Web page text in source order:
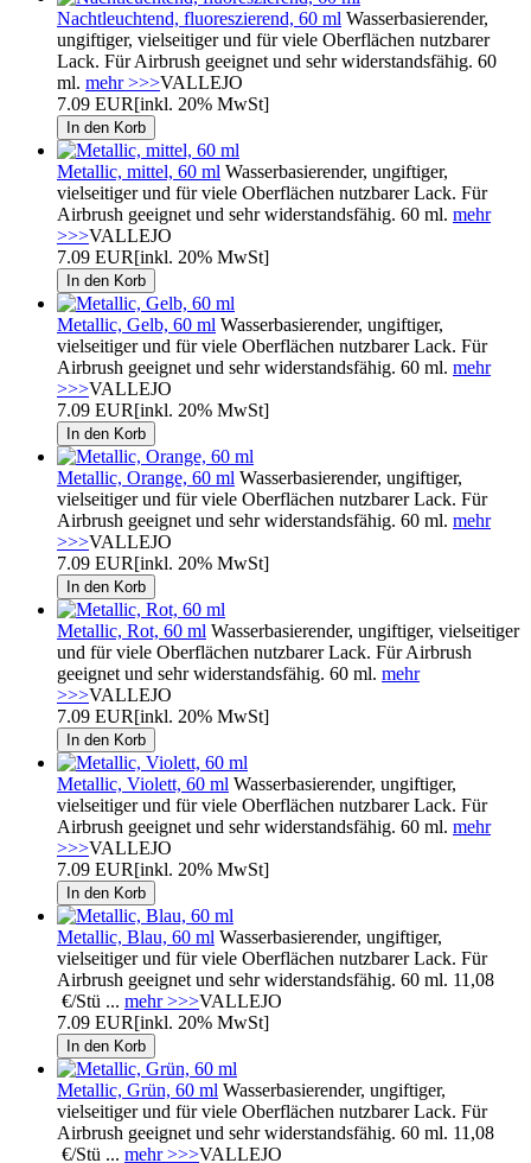
Nachtleuchtend, fluoreszierend, 60 ml Wasserbasierender,
ungiftiger, vielseitiger und für viele Oberflächen nutzbarer
Lack. Für Airbrush geeignet und sehr widerstandsfähig. 60
ml. mehr >>>VALLEJO
7.09 EUR[inkl. 20% MwSt]
Metallic, mittel, 60 ml Wasserbasierender, ungiftiger,
vielseitiger und für viele Oberflächen nutzbarer Lack. Für
Airbrush geeignet und sehr widerstandsfähig. 60 ml. mehr
>>>VALLEJO
7.09 EUR[inkl. 20% MwSt]
Metallic, Gelb, 60 ml Wasserbasierender, ungiftiger,
vielseitiger und für viele Oberflächen nutzbarer Lack. Für
Airbrush geeignet und sehr widerstandsfähig. 60 ml. mehr
>>>VALLEJO
7.09 EUR[inkl. 20% MwSt]
Metallic, Orange, 60 ml Wasserbasierender, ungiftiger,
vielseitiger und für viele Oberflächen nutzbarer Lack. Für
Airbrush geeignet und sehr widerstandsfähig. 60 ml. mehr
>>>VALLEJO
7.09 EUR[inkl. 20% MwSt]
Metallic, Rot, 60 ml Wasserbasierender, ungiftiger, vielseitiger
und für viele Oberflächen nutzbarer Lack. Für Airbrush
geeignet und sehr widerstandsfähig. 60 ml. mehr
>>>VALLEJO
7.09 EUR[inkl. 20% MwSt]
Metallic, Violett, 60 ml Wasserbasierender, ungiftiger,
vielseitiger und für viele Oberflächen nutzbarer Lack. Für
Airbrush geeignet und sehr widerstandsfähig. 60 ml. mehr
>>>VALLEJO
7.09 EUR[inkl. 20% MwSt]
Metallic, Blau, 60 ml Wasserbasierender, ungiftiger,
vielseitiger und für viele Oberflächen nutzbarer Lack. Für
Airbrush geeignet und sehr widerstandsfähig. 60 ml. 11,08
€/Stü ... mehr >>>VALLEJO
7.09 EUR[inkl. 20% MwSt]
Metallic, Grün, 60 ml Wasserbasierender, ungiftiger,
vielseitiger und für viele Oberflächen nutzbarer Lack. Für
Airbrush geeignet und sehr widerstandsfähig. 60 ml. 11,08
€/Stü ... mehr >>>VALLEJO